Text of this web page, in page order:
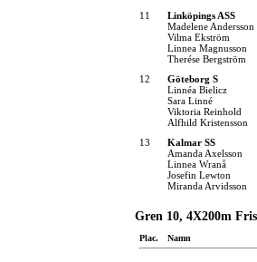
11
Linköpings ASS
Madelene Andersson
Vilma Ekström
Linnea Magnusson
Therése Bergström
12
Göteborg S
Linnéa Bielicz
Sara Linné
Viktoria Reinhold
Alfhild Kristensson
13
Kalmar SS
Amanda Axelsson
Linnea Wranå
Josefin Lewton
Miranda Arvidsson
Gren 10, 4X200m
Plac. Namn